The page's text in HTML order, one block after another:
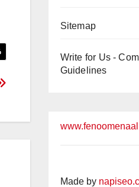
Sitemap
Write for Us -
Guidelines
Made by